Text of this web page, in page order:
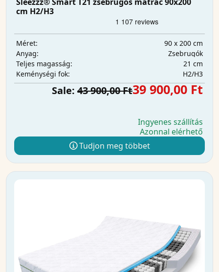
cm H2/H3
Méret:
90 x 200 cm
Anyag:
Zsebrugók
Teljes magasság:
21 cm
Keménységi fok:
H2/H3
Sale: 43 900,00 Ft39 900,00 Ft
Ingyenes szállítás
Azonnal elérhető
Tudjon meg többet